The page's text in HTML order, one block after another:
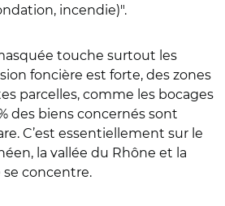
incendie)".
touche surtout les
foncière est forte, des zones
parcelles, comme les bocages
des biens concernés sont
C’est essentiellement sur le
la vallée du Rhône et la
concentre.